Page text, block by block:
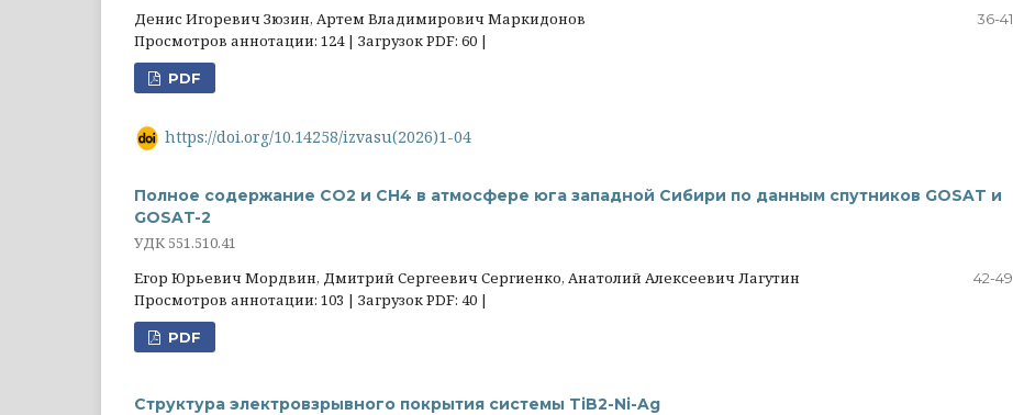
Денис Игоревич Зюзин, Артем Владимирович Маркидонов
36-41
Просмотров аннотации: 124 | Загрузок PDF: 60 |
PDF
https://doi.org/10.14258/izvasu(2026)1-04
Полное содержание CO2 и CH4 в атмосфере юга западной Сибири по данным спутников GOSAT и
GOSAT-2
УДК 551.510.41
Егор Юрьевич Мордвин, Дмитрий Сергеевич Сергиенко, Анатолий Алексеевич Лагутин
42-49
Просмотров аннотации: 103 | Загрузок PDF: 40 |
PDF
Структура электровзрывного покрытия системы TiB2-Ni-Ag